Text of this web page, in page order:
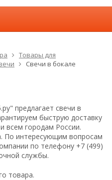
Товары для
Свечи в бокале
предлагает свечи в
быструю доставку
всем городам России.
По интересующим вопросам
по телефону +7 (499)
службы.
товара.